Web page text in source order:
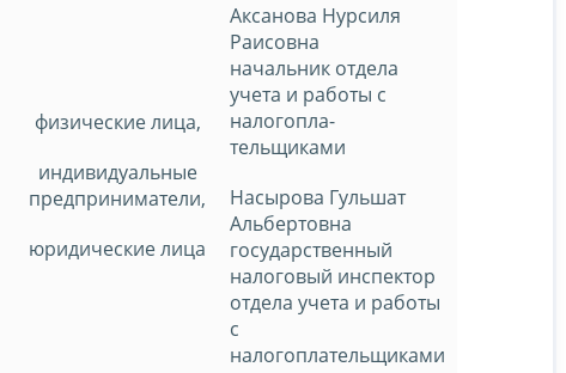
физические лица,
индивидуальные
предприниматели,
юридические лица
Аксанова Нурсиля
Раисовна
начальник отдела
учета и работы с
налогопла-
тельщиками
Насырова Гульшат
Альбертовна
государственный
налоговый инспектор
отдела учета и работы
с
налогоплательщиками